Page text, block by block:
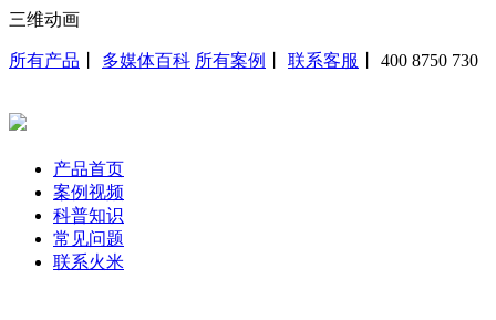
三维动画
所有产品 多媒体百科 所有案例 联系客服 400 8750 730
产品首页
案例视频
科普知识
常见问题
联系火米